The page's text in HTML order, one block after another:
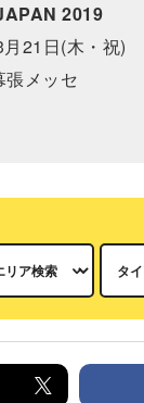
2019
21日(木・祝)
張メッセ